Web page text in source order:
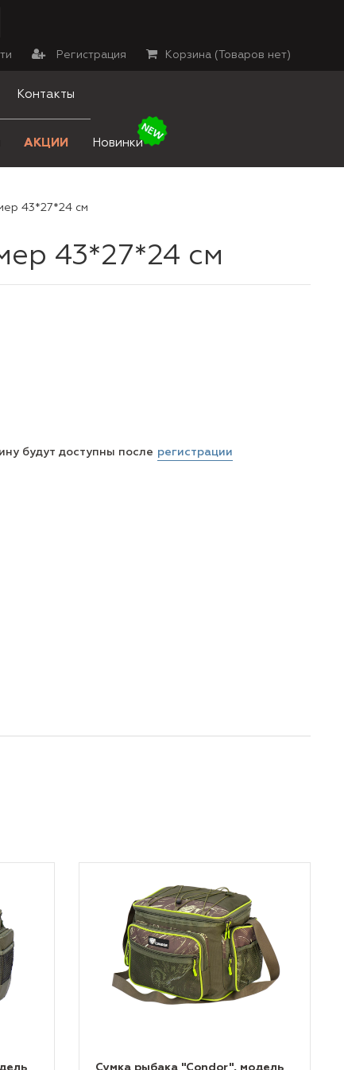
Корзина ( Товаров нет)
Регистрация
Контакты
АКЦИИ Новинки
43*27*24 см
43*27*24 см
будут доступны после регистрации
Сумка рыбака "Condor", модель